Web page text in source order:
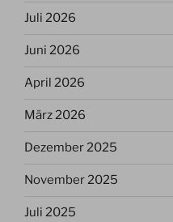
Juli 2026
Juni 2026
April 2026
März 2026
Dezember 2025
November 2025
Juli 2025